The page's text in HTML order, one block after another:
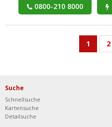
0800-210 8000
1 2
Suche
Schnellsuche
Kartensuche
Detailsuche